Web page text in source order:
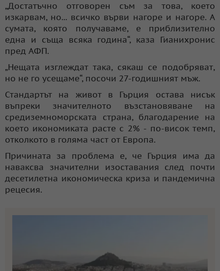
„Достатъчно отговорен съм за това, което
изкарвам, но... всичко върви нагоре и нагоре. А
сумата, която получаваме, е приблизително
една и съща всяка година“, каза Гианихронис
пред АФП.
„Нещата изглеждат така, сякаш се подобряват,
но не го усещаме“, посочи 27-годишният мъж.
Стандартът на живот в Гърция остава нисък
въпреки значителното възстановяване на
средиземноморската страна, благодарение на
което икономиката расте с 2% - по-висок темп,
отколкото в голяма част от Европа.
Причината за проблема е, че Гърция има да
наваксва значителни изоставания след почти
десетилетна икономическа криза и пандемична
рецесия.